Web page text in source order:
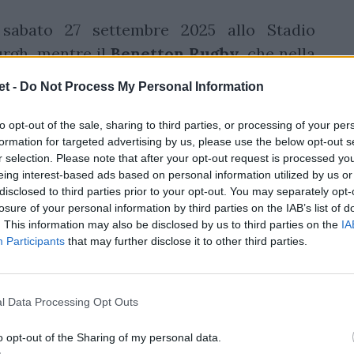
- Do Not Process My Personal Information
opt-out of the sale, sharing to third parties, or processing of your
for targeted advertising by us, please use the below opt-out
selection. Please note that after your opt-out request is processed
interest-based ads based on personal information utilized by us
to third parties prior to your opt-out. You may separately
of your personal information by third parties on the IAB’s list of
This information may also be disclosed by us to third parties on the
Participants that may further disclose it to other third parties.
Data Processing Opt Outs
opt-out of the Sharing of my personal data.
27 settembre 2025 allo Stadio
mentre ilBenetton Rugby, che nella
Calum MacRaesarà impegnato nello
affronterà Connacht.
i tradizionali derby italiani tra le due
a fine anno, con l’andata sabato 20
Treviso e sabato 27 dicembre allo Stadio